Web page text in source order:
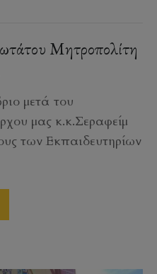
Μητροπολίτη
μετά του
μας κ.κ.Σεραφείμ
των Εκπαιδευτηρίων